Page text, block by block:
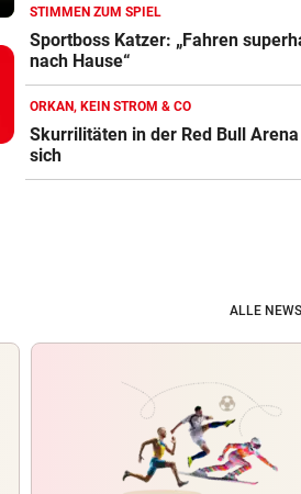
STIMMEN ZUM SPIEL
Sportboss Katzer: „Fahren
nach Hause“
ORKAN, KEIN STROM & CO
Skurrilitäten in der Red Bull
sich
ALLE